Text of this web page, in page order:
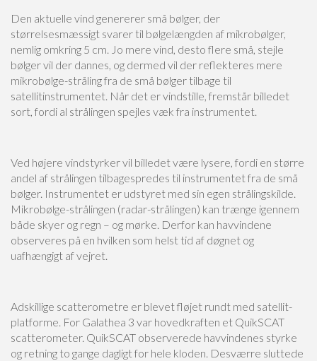
Den aktuelle vind genererer små bølger, der
størrelsesmæssigt svarer til bølgelængden af mikrobølger,
nemlig omkring 5 cm. Jo mere vind, desto flere små, stejle
bølger vil der dannes, og dermed vil der reflekteres mere
mikrobølge-stråling fra de små bølger tilbage til
satellitinstrumentet. Når det er vindstille, fremstår billedet
sort, fordi al strålingen spejles væk fra instrumentet.
Ved højere vindstyrker vil billedet være lysere, fordi en større
andel af strålingen tilbagespredes til instrumentet fra de små
bølger. Instrumentet er udstyret med sin egen strålingskilde.
Mikrobølge-strålingen (radar-strålingen) kan trænge igennem
både skyer og regn – og mørke. Derfor kan havvindene
observeres på en hvilken som helst tid af døgnet og
uafhængigt af vejret.
Adskillige scatterometre er blevet fløjet rundt med satellit-
platforme. For Galathea 3 var hovedkraften et QuikSCAT
scatterometer. QuikSCAT observerede havvindenes styrke
og retning to gange dagligt for hele kloden. Desværre sluttede